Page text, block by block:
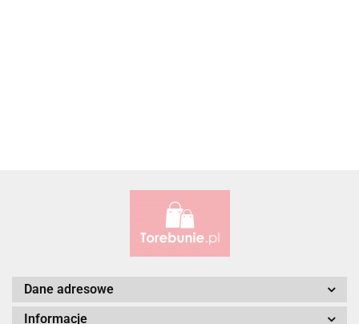
Alessandro Paoli
Dane adresowe
Informacje